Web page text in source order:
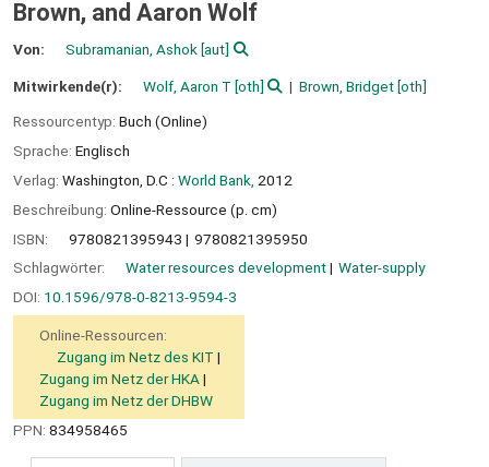
Brown, and Aaron Wolf
Von: Subramanian, Ashok [aut]
Mitwirkende(r): Wolf, Aaron T [oth] Brown, Bridget[oth]
Ressourcentyp: Buch (Online)
Sprache: Englisch
Verlag: Washington, D.C : World Bank, 2012
Beschreibung: Online-Ressource (p. cm)
ISBN:
9780821395943
9780821395950
Schlagwörter:
Water resources development
Water-supply
DOI: 10.1596/978-0-8213-9594-3
Online-Ressourcen:
Zugang im Netz des KIT
Zugang im Netz der HKA
Zugang im Netz der DHBW
PPN: 834958465